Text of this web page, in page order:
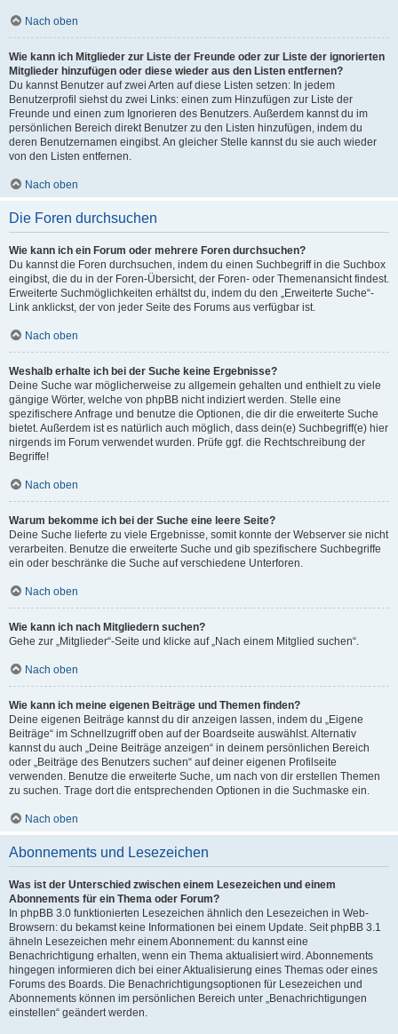
Nach oben
Wie kann ich Mitglieder zur Liste der Freunde oder zur Liste der ignorierten
Mitglieder hinzufügen oder diese wieder aus den Listen entfernen?
Du kannst Benutzer auf zwei Arten auf diese Listen setzen: In jedem
Benutzerprofil siehst du zwei Links: einen zum Hinzufügen zur Liste der
Freunde und einen zum Ignorieren des Benutzers. Außerdem kannst du im
persönlichen Bereich direkt Benutzer zu den Listen hinzufügen, indem du
deren Benutzernamen eingibst. An gleicher Stelle kannst du sie auch wieder
von den Listen entfernen.
Nach oben
Die Foren durchsuchen
Wie kann ich ein Forum oder mehrere Foren durchsuchen?
Du kannst die Foren durchsuchen, indem du einen Suchbegriff in die Suchbox
eingibst, die du in der Foren-Übersicht, der Foren- oder Themenansicht findest.
Erweiterte Suchmöglichkeiten erhältst du, indem du den „Erweiterte Suche“-
Link anklickst, der von jeder Seite des Forums aus verfügbar ist.
Nach oben
Weshalb erhalte ich bei der Suche keine Ergebnisse?
Deine Suche war möglicherweise zu allgemein gehalten und enthielt zu viele
gängige Wörter, welche von phpBB nicht indiziert werden. Stelle eine
spezifischere Anfrage und benutze die Optionen, die dir die erweiterte Suche
bietet. Außerdem ist es natürlich auch möglich, dass dein(e) Suchbegriff(e) hier
nirgends im Forum verwendet wurden. Prüfe ggf. die Rechtschreibung der
Begriffe!
Nach oben
Warum bekomme ich bei der Suche eine leere Seite?
Deine Suche lieferte zu viele Ergebnisse, somit konnte der Webserver sie nicht
verarbeiten. Benutze die erweiterte Suche und gib spezifischere Suchbegriffe
ein oder beschränke die Suche auf verschiedene Unterforen.
Nach oben
Wie kann ich nach Mitgliedern suchen?
Gehe zur „Mitglieder“-Seite und klicke auf „Nach einem Mitglied suchen“.
Nach oben
Wie kann ich meine eigenen Beiträge und Themen finden?
Deine eigenen Beiträge kannst du dir anzeigen lassen, indem du „Eigene
Beiträge“ im Schnellzugriff oben auf der Boardseite auswählst. Alternativ
kannst du auch „Deine Beiträge anzeigen“ in deinem persönlichen Bereich
oder „Beiträge des Benutzers suchen“ auf deiner eigenen Profilseite
verwenden. Benutze die erweiterte Suche, um nach von dir erstellen Themen
zu suchen. Trage dort die entsprechenden Optionen in die Suchmaske ein.
Nach oben
Abonnements und Lesezeichen
Was ist der Unterschied zwischen einem Lesezeichen und einem
Abonnements für ein Thema oder Forum?
In phpBB 3.0 funktionierten Lesezeichen ähnlich den Lesezeichen in Web-
Browsern: du bekamst keine Informationen bei einem Update. Seit phpBB 3.1
ähneln Lesezeichen mehr einem Abonnement: du kannst eine
Benachrichtigung erhalten, wenn ein Thema aktualisiert wird. Abonnements
hingegen informieren dich bei einer Aktualisierung eines Themas oder eines
Forums des Boards. Die Benachrichtigungsoptionen für Lesezeichen und
Abonnements können im persönlichen Bereich unter „Benachrichtigungen
einstellen“ geändert werden.